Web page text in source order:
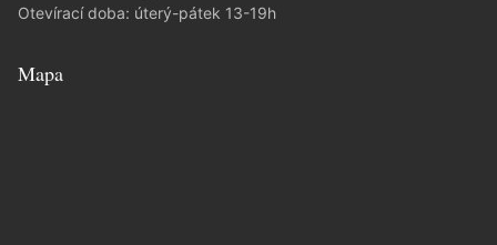
Otevírací doba: úterý-pátek 13-19h
Mapa